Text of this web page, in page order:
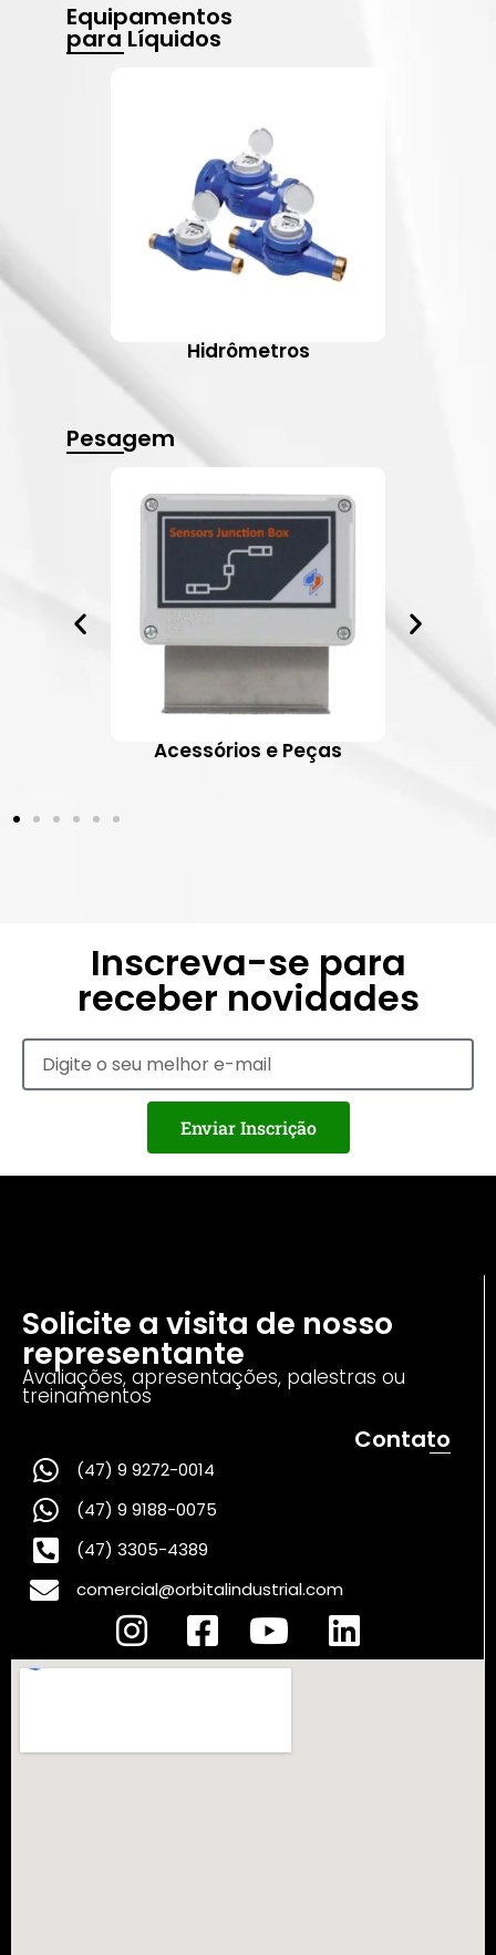
Equipamentos
para Líquidos
Hidrômetros
Pesagem
Acessórios e Peças
Inscreva-se para
receber novidades
Enviar Inscrição
Solicite a visita de nosso
representante
Avaliações, apresentações, palestras ou
treinamentos
Contato
(47) 9 9272-0014
(47) 9 9188-0075
(47) 3305-4389
comercial@orbitalindustrial.com